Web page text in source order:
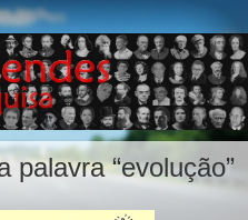
palavra “evolução”